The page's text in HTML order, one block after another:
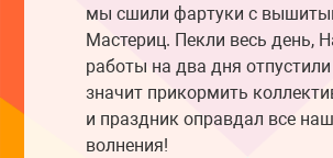
мы сшили фартуки с
Мастериц. Пекли весь день,
работы на два дня
значит прикормить
и праздник оправдал все
волнения!